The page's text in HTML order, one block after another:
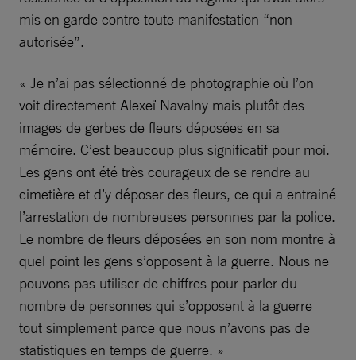
mis en garde contre toute manifestation “non
autorisée”.
« Je n’ai pas sélectionné de photographie où l’on
voit directement Alexeï Navalny mais plutôt des
images de gerbes de fleurs déposées en sa
mémoire. C’est beaucoup plus significatif pour moi.
Les gens ont été très courageux de se rendre au
cimetière et d’y déposer des fleurs, ce qui a entrainé
l’arrestation de nombreuses personnes par la police.
Le nombre de fleurs déposées en son nom montre à
quel point les gens s’opposent à la guerre. Nous ne
pouvons pas utiliser de chiffres pour parler du
nombre de personnes qui s’opposent à la guerre
tout simplement parce que nous n’avons pas de
statistiques en temps de guerre. »